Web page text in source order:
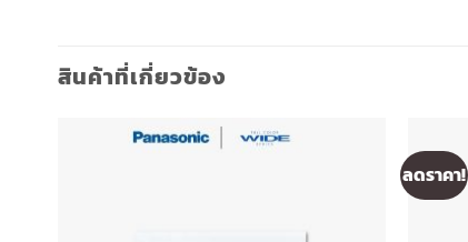
สินค้าที่เกี่ยวข้อง
ลดราคา!